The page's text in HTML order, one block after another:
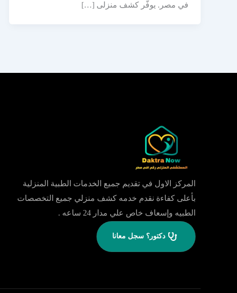
في مصر. يوفّر كشف منزلى […]
المركز الاول في تقديم جميع الخدمات الطبية المنزلية
بأعلى كفاءة نقدم خدمه كشف منزلي جميع التخصصات
الطبيه وإسعاف خاص علي مدار 24 ساعه .
دكتور؟ سجل معانا